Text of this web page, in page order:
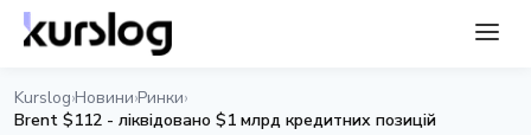
Kurslog›Новини›Ринки›
Brent $112 - ліквідовано $1 млрд кредитних позицій